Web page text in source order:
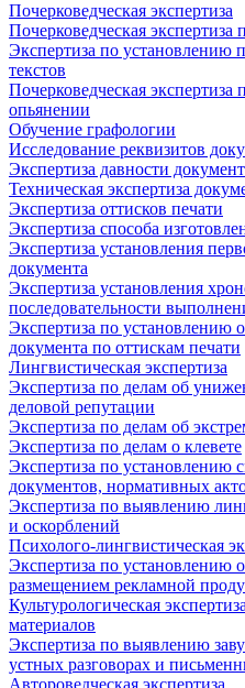
Почерковедческая экспертиза
Почерковедческая экспертиза
Экспертиза по установлению
текстов
Почерковедческая экспертиза
опьянении
Обучение графологии
Исследование реквизитов
Экспертиза давности
Техническая экспертиза
Экспертиза оттисков печати
Экспертиза способа
Экспертиза установления
документа
Экспертиза установления
последовательности
Экспертиза по установлению
документа по оттискам печати
Лингвистическая экспертиза
Экспертиза по делам об
деловой репутации
Экспертиза по делам об
Экспертиза по делам о клевете
Экспертиза по установлению
документов, нормативных
Экспертиза по выявлению
и оскорблений
Психолого-лингвистическая
Экспертиза по установлению
размещением рекламной
Культурологическая
материалов
Экспертиза по выявлению
устных разговорах и
Автороведческая экспертиза